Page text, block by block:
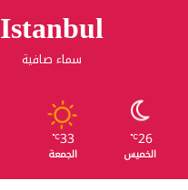
Istanbul
سماء صافية
26
℃
الخميس
33
℃
الجمعة